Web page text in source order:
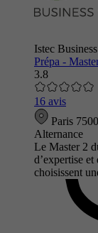
Istec
Prépa -
3.8
16 avis
Paris
Alternance
Le Master 2
d’expertise
choisissent